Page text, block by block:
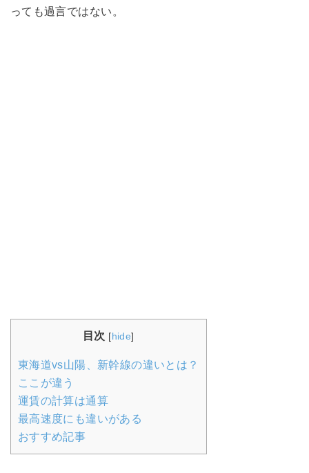
っても過言ではない。
目次 [hide]
東海道vs山陽、新幹線の違いとは？
ここが違う
運賃の計算は通算
最高速度にも違いがある
おすすめ記事